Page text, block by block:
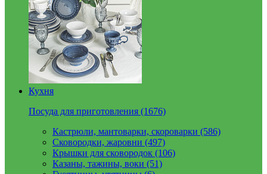
Кухня
Посуда для приготовления (1676)
Кастрюли, мантоварки, скороварки (586)
Сковородки, жаровни (497)
Крышки для сковородок (106)
Казаны, тажины, воки (51)